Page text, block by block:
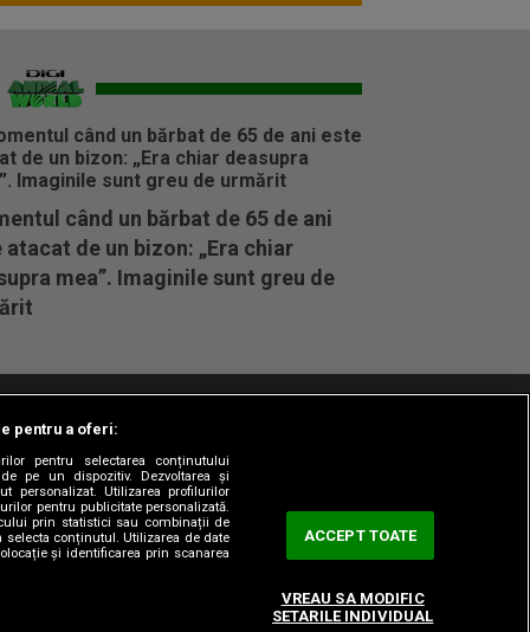
când un bărbat de 65 de ani
atacat de un bizon: „Era chiar
mea”. Imaginile sunt greu de
Info Codul etic
pentru a oferi:
pentru selectarea conținutului
pe un dispozitiv. Dezvoltarea și
personalizat. Utilizarea profilurilor
pentru publicitate personalizată.
prin statistici sau combinații de
conținutul. Utilizarea de date
și identificarea prin scanarea
ACCEPT TOATE
VREAU SA MODIFIC
SETARILE INDIVIDUAL